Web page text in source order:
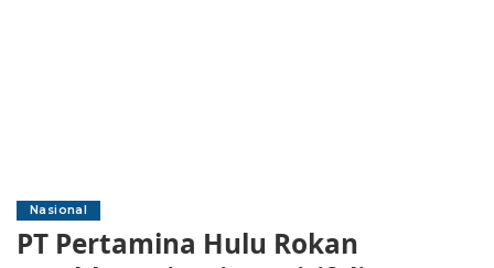
Nasional
PT Pertamina Hulu Rokan